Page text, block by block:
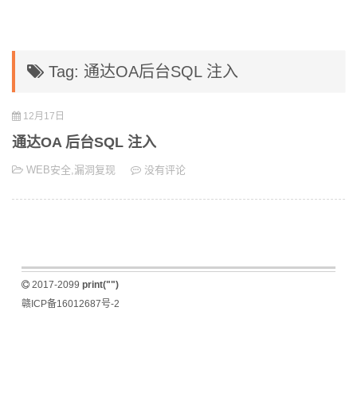
Tag: 通达OA后台SQL 注入
12月17日
通达OA 后台SQL 注入
WEB安全,漏洞复现 没有评论
2017-2099 print("")
赣ICP备16012687号-2